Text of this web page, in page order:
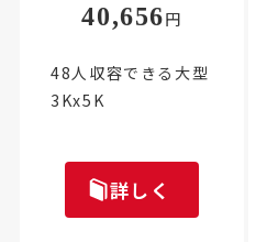
40,656円
48人収容できる大型
3Kx5K
詳しく